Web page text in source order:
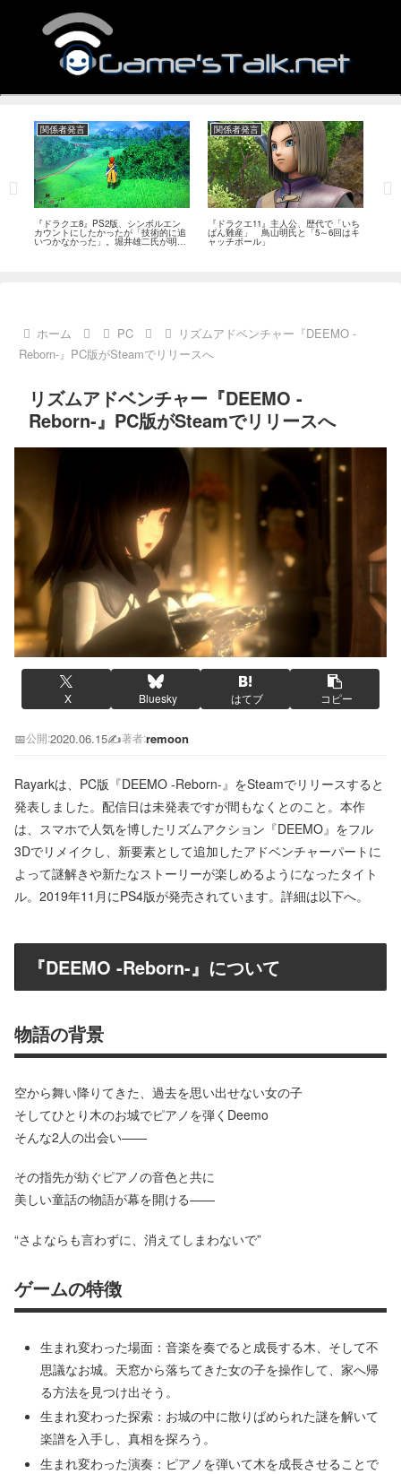
関係者発言
『ドラクエ8』PS2版、シンボルエン
カウントにしたかったが「技術的に追
いつかなかった」。堀井雄二氏が明か
関係者発言
『ドラクエ11』主人公、歴代で「いち
ばん難産」 鳥山明氏と「5～6回はキ
ャッチボール」
ホーム PC
リズムアドベンチャー『DEEMO -
Reborn-』PC版がSteamでリリースへ
リズムアドベンチャー『DEEMO -
Reborn-』PC版がSteamでリリースへ
X Bluesky はてブ コピー
📅公開:2020.06.15✍️著者:remoon
Rayarkは、PC版『DEEMO -Reborn-』をSteamでリリースすると
発表しました。配信日は未発表ですが間もなくとのこと。本作
は、スマホで人気を博したリズムアクション『DEEMO』をフル
3Dでリメイクし、新要素として追加したアドベンチャーパートに
よって謎解きや新たなストーリーが楽しめるようになったタイト
ル。2019年11月にPS4版が発売されています。詳細は以下へ。
『DEEMO -Reborn-』について
物語の背景
空から舞い降りてきた、過去を思い出せない女の子
そしてひとり木のお城でピアノを弾くDeemo
そんな2人の出会い——
その指先が紡ぐピアノの音色と共に
美しい童話の物語が幕を開ける——
“さよならも言わずに、消えてしまわないで”
ゲームの特徴
生まれ変わった場面：音楽を奏でると成長する木、そして不
思議なお城。天窓から落ちてきた女の子を操作して、家へ帰
る方法を見つけ出そう。
生まれ変わった探索：お城の中に散りばめられた謎を解いて
楽譜を入手し、真相を探ろう。
生まれ変わった演奏：ピアノを弾いて木を成長させることで